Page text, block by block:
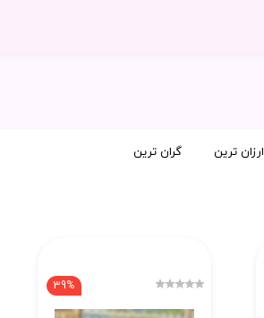
ارزان ترین گران ترین
39%